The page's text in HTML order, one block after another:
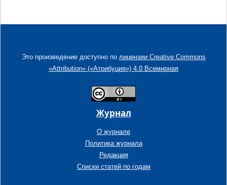
Это произведение доступно по лицензии Creative Commons
«Attribution» («Атрибуция») 4.0 Всемирная
Журнал
О журнале
Политика журнала
Редакция
Списки статей по годам